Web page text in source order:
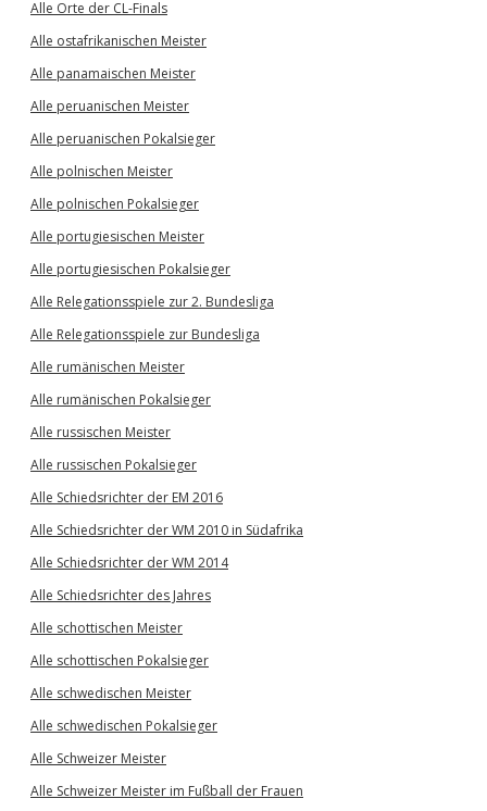
Alle Orte der CL-Finals
Alle ostafrikanischen Meister
Alle panamaischen Meister
Alle peruanischen Meister
Alle peruanischen Pokalsieger
Alle polnischen Meister
Alle polnischen Pokalsieger
Alle portugiesischen Meister
Alle portugiesischen Pokalsieger
Alle Relegationsspiele zur 2. Bundesliga
Alle Relegationsspiele zur Bundesliga
Alle rumänischen Meister
Alle rumänischen Pokalsieger
Alle russischen Meister
Alle russischen Pokalsieger
Alle Schiedsrichter der EM 2016
Alle Schiedsrichter der WM 2010 in Südafrika
Alle Schiedsrichter der WM 2014
Alle Schiedsrichter des Jahres
Alle schottischen Meister
Alle schottischen Pokalsieger
Alle schwedischen Meister
Alle schwedischen Pokalsieger
Alle Schweizer Meister
Alle Schweizer Meister im Fußball der Frauen